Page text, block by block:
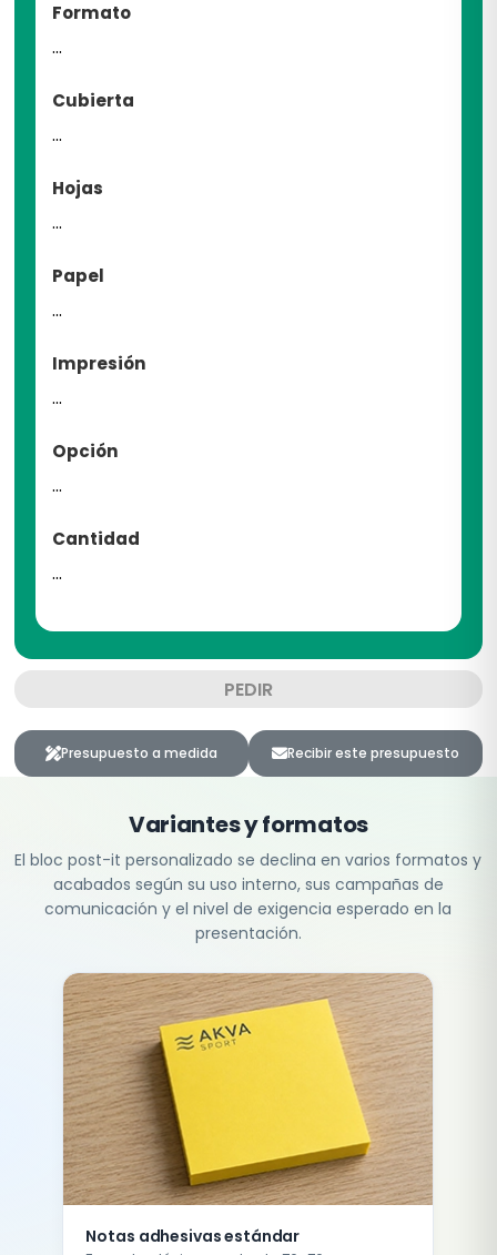
Formato
...
Cubierta
...
Hojas
...
Papel
...
Impresión
...
Opción
...
Cantidad
...
PEDIR
Presupuesto a medida Recibir este presupuesto
Variantes y formatos
El bloc post-it personalizado se declina en varios formatos y
acabados según su uso interno, sus campañas de
comunicación y el nivel de exigencia esperado en la
presentación.
Notas adhesivas estándar